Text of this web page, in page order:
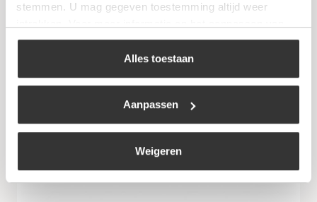
stemmen. U mag gegeven toestemming altijd weer
uw keuze op onze website verwijzen wij u naar ons
Alles toestaan
Aanpassen
Weigeren
Bekijk